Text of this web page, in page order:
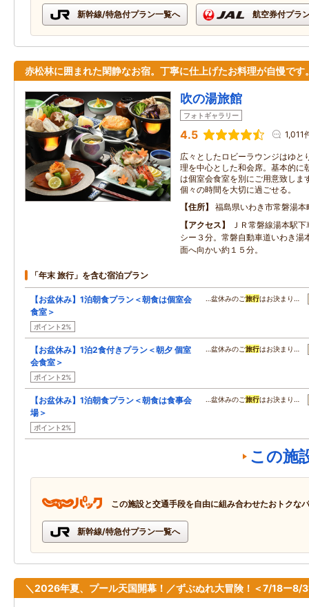
新幹線/特急付プラン一覧へ 航空券付プラ
赤松林に囲まれた閑静なお宿。丁寧に仕上げたお料理が自慢です
吹の湯旅館
フォトギャラリー
4.5 1,011
広々としたロビーラウンジはゆと
理を中心とした和会席。基本的に
は個室会食室を別にご用意致しま
個々の時間を大切に過ごせる。
住所
福島県いわき市常磐湯
アクセス
ＪＲ常磐線湯本駅
シー３分。常磐自動車道いわき湯
面へ向かい約１５分。
「年末 旅行」を含む宿泊プラン
【お盆休み】1泊朝食プラン＜朝食は個室会
食室＞
ポイント2%
…盆休みのご旅行はお決まり…
【お盆休み】1泊2食付きプラン＜朝夕 個室
会食室＞
ポイント2%
…盆休みのご旅行はお決まり…
【お盆休み】1泊朝食プラン＜朝食は食事会
場＞
ポイント2%
…盆休みのご旅行はお決まり…
この施
この施設と交通手段を自由に組み合わせたおトクな
新幹線/特急付プラン一覧へ
＼2026年夏、プール天国開幕！／ずぶぬれ大冒険！＜7/18ー8/